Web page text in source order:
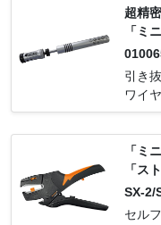
1/LB-
-914/
超精
「ミ
引き
ワイ
「ミ
「ス
リパ
SX-2/
セル